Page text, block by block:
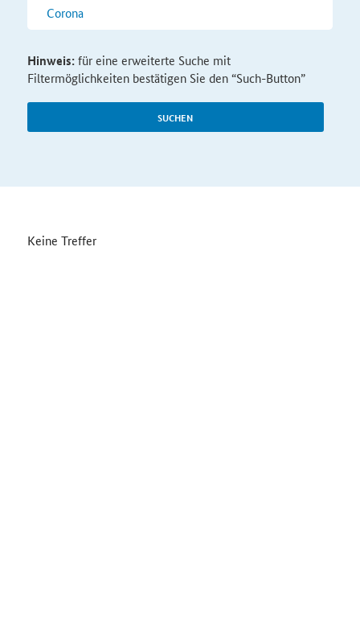
SUCHEN
Hinweis:für eine erweiterte Suche mit
Filtermöglichkeiten bestätigen Sie den “Such-Button”
Keine Treffer